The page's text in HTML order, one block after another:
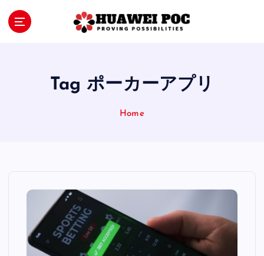
Tag ポーカーアプリ
Home